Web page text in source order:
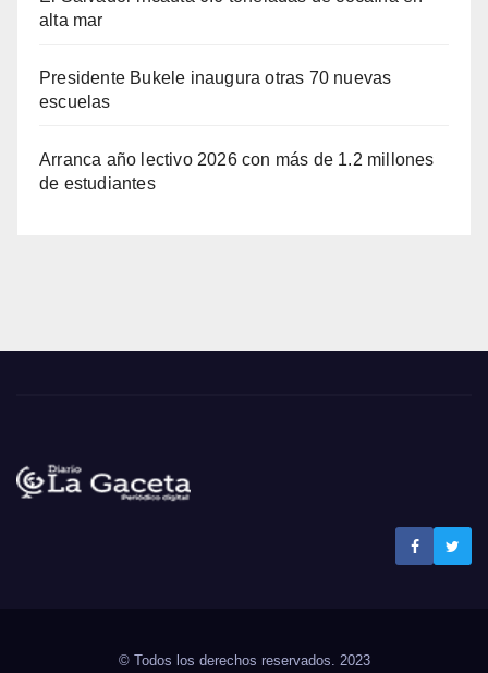
alta mar
Presidente Bukele inaugura otras 70 nuevas
escuelas
Arranca año lectivo 2026 con más de 1.2 millones
de estudiantes
© Todos los derechos reservados. 2023